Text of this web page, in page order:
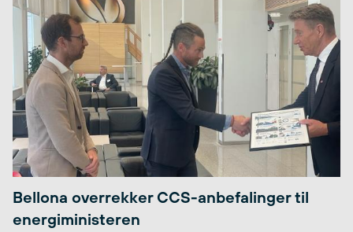
Bellona overrekker CCS-anbefalinger til
energiministeren